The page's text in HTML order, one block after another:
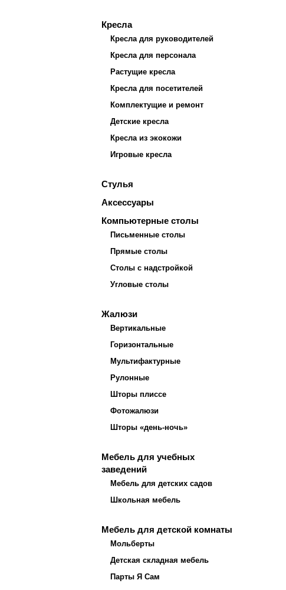
Кресла
Кресла для руководителей
Кресла для персонала
Растущие кресла
Кресла для посетителей
Комплектущие и ремонт
Детские кресла
Кресла из экокожи
Игровые кресла
Стулья
Аксессуары
Компьютерные столы
Письменные столы
Прямые столы
Столы с надстройкой
Угловые столы
Жалюзи
Вертикальные
Горизонтальные
Мультифактурные
Рулонные
Шторы плиссе
Фотожалюзи
Шторы «день-ночь»
Мебель для учебных
заведений
Мебель для детских садов
Школьная мебель
Мебель для детской комнаты
Мольберты
Детская складная мебель
Парты Я Сам